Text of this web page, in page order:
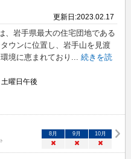
更新日:2023.02.17
、岩手県最大の住宅団地である
ウンに位置し、岩手山を見渡
境に恵まれており
続きを読
曜日午後
8 月 9 月 10月
× × ×